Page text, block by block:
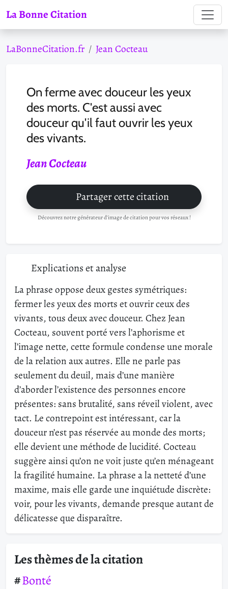
La Bonne Citation
LaBonneCitation.fr Jean Cocteau
On ferme avec douceur les yeux
des morts. C'est aussi avec
douceur qu'il faut ouvrir les yeux
des vivants.
Jean Cocteau
Partager cette citation
Découvrez notre générateur d'image de citation pour vos réseaux !
Explications et analyse
La phrase oppose deux gestes symétriques:
fermer les yeux des morts et ouvrir ceux des
vivants, tous deux avec douceur. Chez Jean
Cocteau, souvent porté vers l’aphorisme et
l’image nette, cette formule condense une morale
de la relation aux autres. Elle ne parle pas
seulement du deuil, mais d’une manière
d’aborder l’existence des personnes encore
présentes: sans brutalité, sans réveil violent, avec
tact. Le contrepoint est intéressant, car la
douceur n’est pas réservée au monde des morts;
elle devient une méthode de lucidité. Cocteau
suggère ainsi qu’on ne voit juste qu’en ménageant
la fragilité humaine. La phrase a la netteté d’une
maxime, mais elle garde une inquiétude discrète:
voir, pour les vivants, demande presque autant de
délicatesse que disparaître.
Les thèmes de la citation
Bonté